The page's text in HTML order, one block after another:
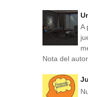
A
Nota del